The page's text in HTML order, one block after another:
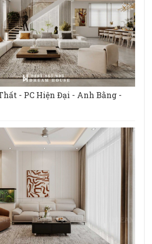
- PC Hiện Đại - Anh Bằng -